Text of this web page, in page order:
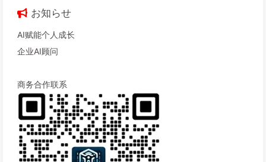
お知らせ
AI赋能个人成长
企业AI顾问
商务合作联系